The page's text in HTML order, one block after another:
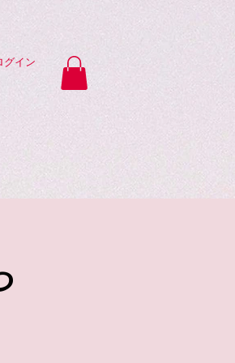
グイン